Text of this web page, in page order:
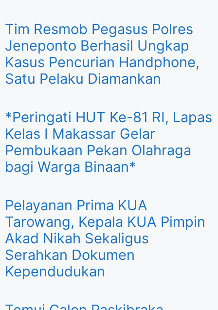
Tim Resmob Pegasus Polres
Jeneponto Berhasil Ungkap
Kasus Pencurian Handphone,
Satu Pelaku Diamankan
*Peringati HUT Ke-81 RI, Lapas
Kelas I Makassar Gelar
Pembukaan Pekan Olahraga
bagi Warga Binaan*
Pelayanan Prima KUA
Tarowang, Kepala KUA Pimpin
Akad Nikah Sekaligus
Serahkan Dokumen
Kependudukan